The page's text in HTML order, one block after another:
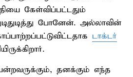
கேள்விப்பட்டதும்
போனேன். அல்லாவின்
டாக்டர்
தனக்கும் எந்த